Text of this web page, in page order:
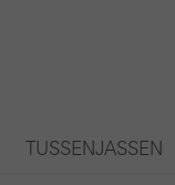
TUSSENJASSEN